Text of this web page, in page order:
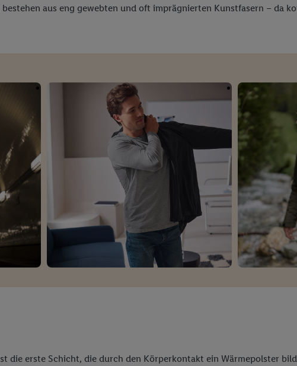
aus eng gewebten und oft imprägnierten Kunstfasern – da
die erste Schicht, die durch den Körperkontakt ein Wärmepolster